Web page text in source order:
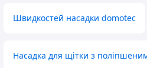
Швидкостей насадки domotec
Насадка для щітки з